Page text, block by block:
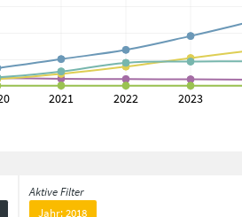
Aktive Filter
Jahr: 2018